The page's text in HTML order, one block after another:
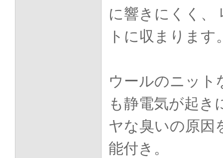
に響きにくく、
トに収まります
ウールのニット
も静電気が起き
ヤな臭いの原因
能付き。